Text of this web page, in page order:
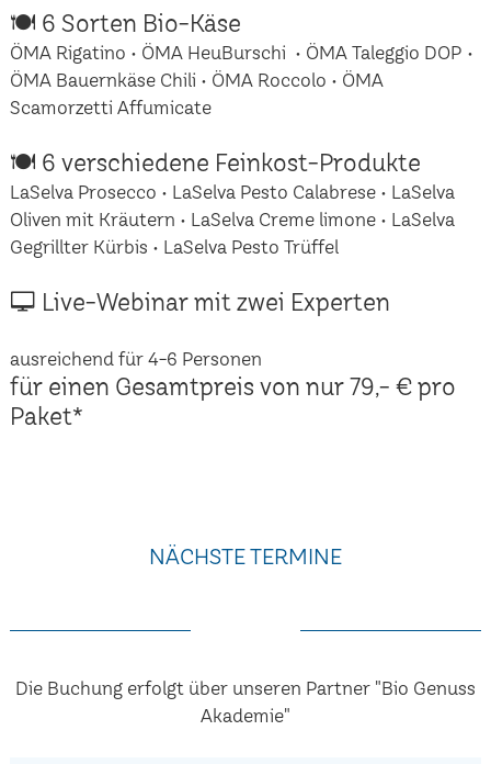
🍽 6 Sorten Bio-Käse
ÖMA Rigatino • ÖMA HeuBurschi • ÖMA Taleggio DOP •
ÖMA Bauernkäse Chili • ÖMA Roccolo • ÖMA
Scamorzetti Affumicate
🍽 6 verschiedene Feinkost-Produkte
LaSelva Prosecco • LaSelva Pesto Calabrese • LaSelva
Oliven mit Kräutern • LaSelva Creme limone • LaSelva
Gegrillter Kürbis • LaSelva Pesto Trüffel
🖵 Live-Webinar mit zwei Experten
ausreichend für 4-6 Personen
für einen Gesamtpreis von nur 79,- € pro
Paket*
NÄCHSTE TERMINE
Die Buchung erfolgt über unseren Partner "Bio Genuss
Akademie"